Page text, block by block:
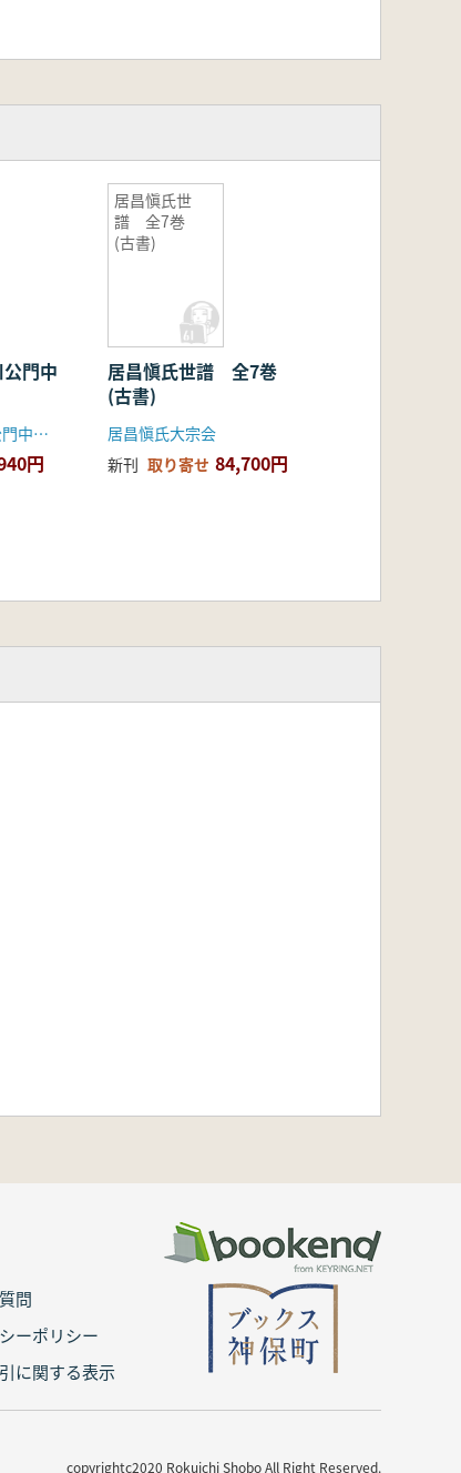
門中
押海丁氏昌原月川公門中五百年史編纂委員会
円
居昌愼氏世
譜 全7巻
(古書)
居昌愼氏世譜 全7巻
(古書)
居昌愼氏大宗会
新刊 取り寄せ 84,700円
問
ーポリシー
に関する表示
copyrightc2020 Rokuichi Shobo All Right Reserved.